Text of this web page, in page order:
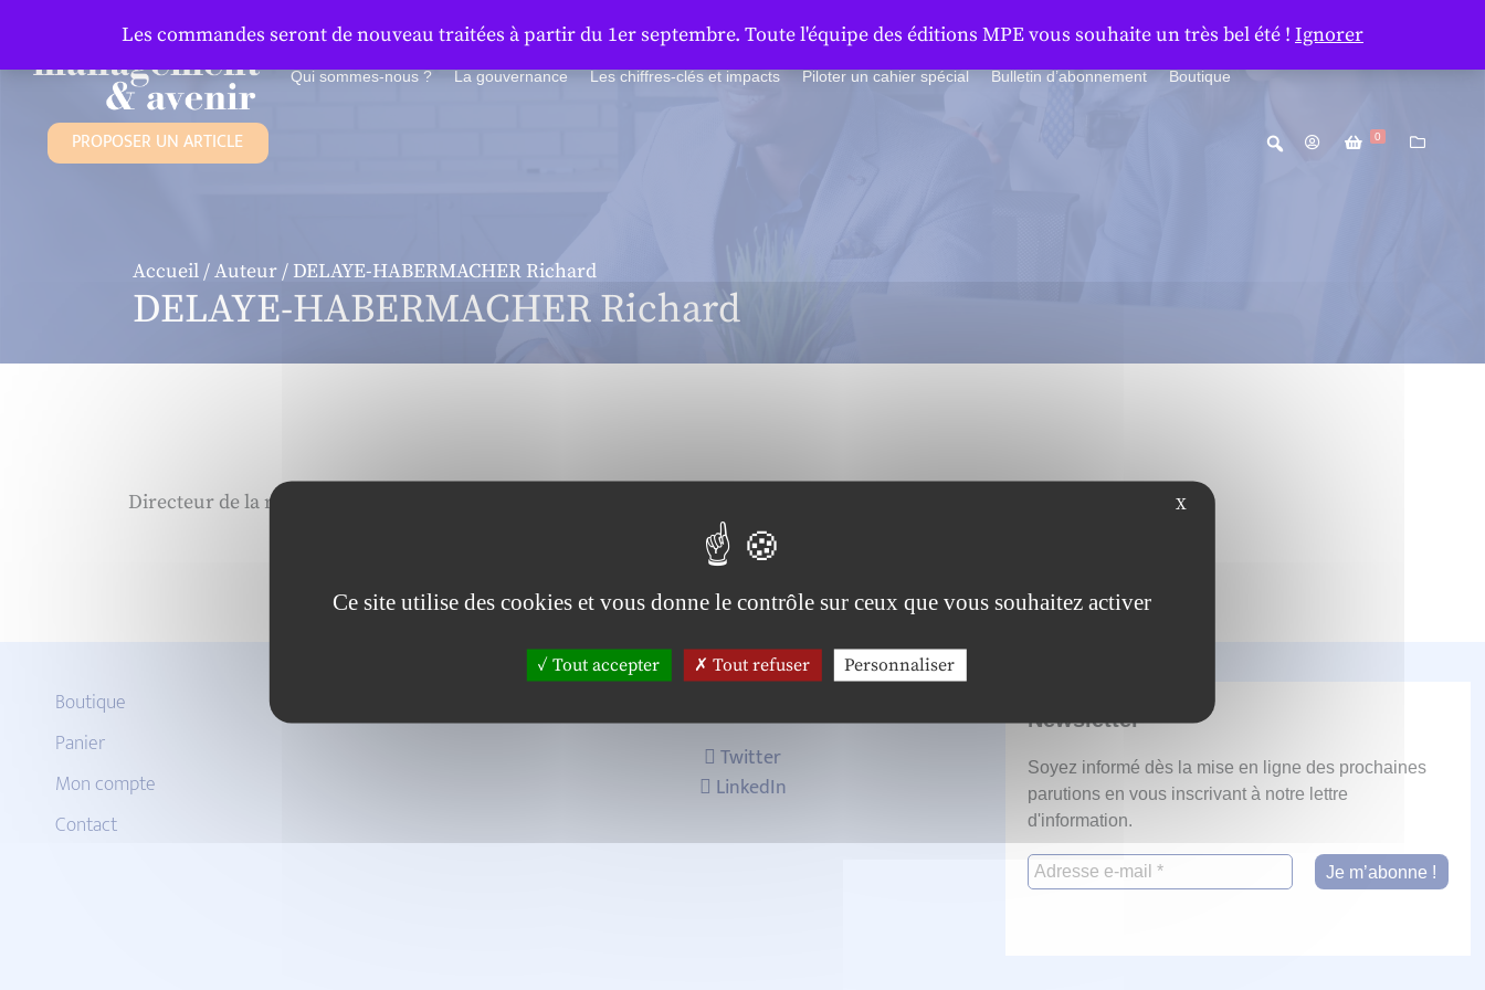
Qui sommes-nous ? La gouvernance Les chiffres-clés et impacts Piloter un cahier spécial Bulletin d’abonnement Boutique
PROPOSER UN ARTICLE 0
Accueil/Auteur/ DELAYE-HABERMACHER Richard
DELAYE-HABERMACHER Richard
Directeur de la recherche et de l’innovation – ‎GROUPE IGS.
Boutique
Panier
Mon compte
Contact
Twitter
LinkedIn
Newsletter
Soyez informé dès la mise en ligne des prochaines
parutions en vous inscrivant à notre lettre
d'information.
Les commandes seront de nouveau traitées à partir du 1er septembre. Toute l'équipe des éditions MPE vous souhaite un très bel été ! Ignorer
X
Ce site utilise des cookies et vous donne le contrôle sur ceux que vous souhaitez activer
Tout accepter Tout refuser Personnaliser